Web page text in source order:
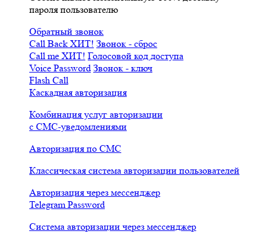
пароля пользователю
Обратный звонок
Call Back ХИТ! Звонок - сброс
Call me ХИТ! Голосовой код доступа
Voice Password Звонок - ключ
Flash Call
Каскадная авторизация
Комбинация услуг авторизации
с СМС-уведомлениями
Авторизация по СМС
Классическая система авторизации пользователей
Авторизация через мессенджер
Telegram Password
Система авторизации через мессенджер